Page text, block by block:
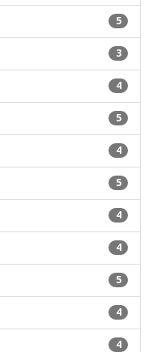
5
3
4
5
4
5
4
4
5
4
4